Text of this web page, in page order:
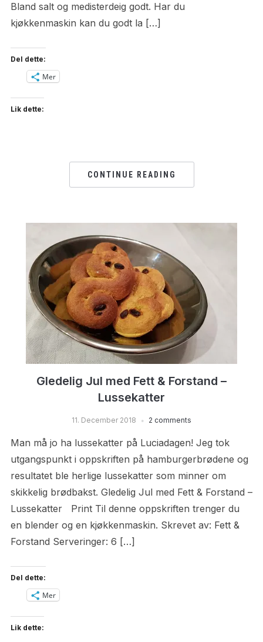
Bland salt og medisterdeig godt. Har du
kjøkkenmaskin kan du godt la […]
Del dette:
Mer
Lik dette:
CONTINUE READING
Gledelig Jul med Fett & Forstand –
Lussekatter
11. December 2018 2 comments
Man må jo ha lussekatter på Luciadagen! Jeg tok
utgangspunkt i oppskriften på hamburgerbrødene og
resultatet ble herlige lussekatter som minner om
skikkelig brødbakst. Gledelig Jul med Fett & Forstand –
Lussekatter Print Til denne oppskriften trenger du
en blender og en kjøkkenmaskin. Skrevet av: Fett &
Forstand Serveringer: 6 […]
Del dette:
Mer
Lik dette: